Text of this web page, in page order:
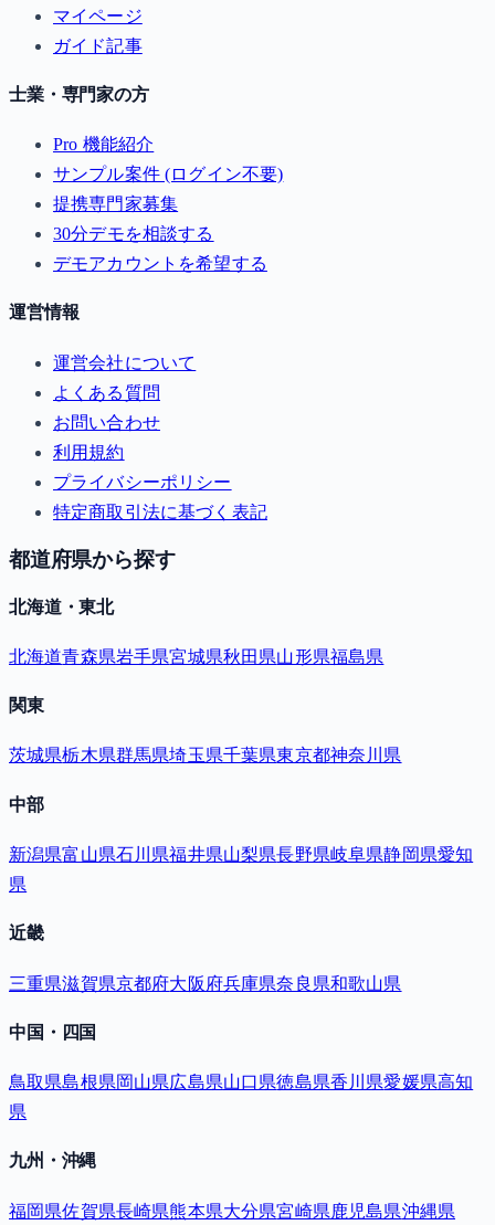
マイページ
ガイド記事
士業・専門家の方
Pro 機能紹介
サンプル案件 (ログイン不要)
提携専門家募集
30分デモを相談する
デモアカウントを希望する
運営情報
運営会社について
よくある質問
お問い合わせ
利用規約
プライバシーポリシー
特定商取引法に基づく表記
都道府県から探す
北海道・東北
北海道青森県岩手県宮城県秋田県山形県福島県
関東
茨城県栃木県群馬県埼玉県千葉県東京都神奈川県
中部
新潟県富山県石川県福井県山梨県長野県岐阜県静岡県愛知
県
近畿
三重県滋賀県京都府大阪府兵庫県奈良県和歌山県
中国・四国
鳥取県島根県岡山県広島県山口県徳島県香川県愛媛県高知
県
九州・沖縄
福岡県佐賀県長崎県熊本県大分県宮崎県鹿児島県沖縄県